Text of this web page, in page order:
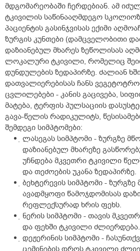
მდგომარეობაში ჩერდებიან. ამ
ტკივილის საწინააღმდეგო
პაციენტის გასინჯვისას ექიმი
ზურგის კუნთები (დამცველობითი
დაზიანებულ მხარეს ზეწოლისას
ლოკალური ტკივილი, რომელიც
დუნდულების ზედაპირზე. ძალიან
დათვალიერებისას ჩანს
ცვლილებები - კანის გაცივება,
მატება, ტერფის პულსაციის
გავა-წელის რადიკულიტს,
შემდეგი სიმპტომები:
ლასეგას სიმპტომი - ზურგზე
დაზიანებულ მხარეზე
უჩნდება მკვეთრი ტკივილი
და თეძოების უკანა ზედაპირზე.
ბეხტერევის სიმპტომი -
ავადმყოფი წამოჯდომისას
რეფლექსურად ხრის ფეხს.
ნერის სიმპტომი - თავის
და ფეხში ტკივილი ძლიერდება.
დეჟერინის სიმპტომი -